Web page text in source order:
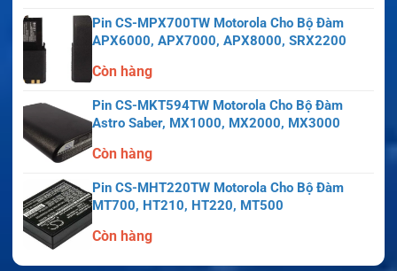
Pin CS-MPX700TW Motorola Cho Bộ Đàm
APX6000, APX7000, APX8000, SRX2200
Còn hàng
Pin CS-MKT594TW Motorola Cho Bộ Đàm
Astro Saber, MX1000, MX2000, MX3000
Còn hàng
Pin CS-MHT220TW Motorola Cho Bộ Đàm
MT700, HT210, HT220, MT500
Còn hàng